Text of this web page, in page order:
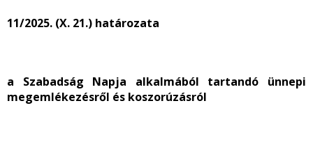
11/2025. (X. 21.) határozata
a Szabadság Napja alkalmából tartandó ünnepi
megemlékezésről és koszorúzásról